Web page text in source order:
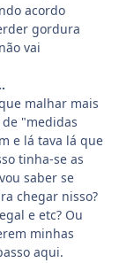
acordo
gordura
vai
malhar mais
"medidas
e lá tava lá que
tinha-se as
saber se
chegar nisso?
e etc? Ou
minhas
aqui.